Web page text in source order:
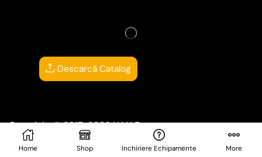
Home Shop Inchiriere Echipamente More
Copyright © 2017-2026NAN Events
Website creat și administrat de
CRIL DEV
Descarcă Catalog